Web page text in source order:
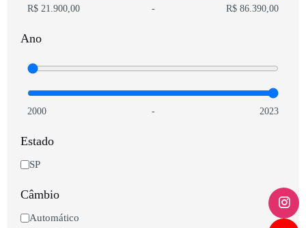
R$ 21.900,00 - R$ 86.390,00
Ano
2000 - 2023
Estado
SP
Câmbio
Automático